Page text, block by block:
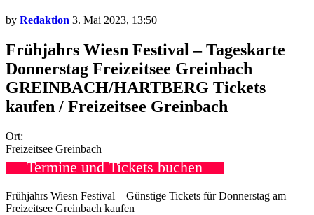
by Redaktion 3. Mai 2023, 13:50
Frühjahrs Wiesn Festival – Tageskarte
Donnerstag Freizeitsee Greinbach
GREINBACH/HARTBERG Tickets
kaufen / Freizeitsee Greinbach
Ort:
Freizeitsee Greinbach
Termine und Tickets buchen
Frühjahrs Wiesn Festival – Günstige Tickets für Donnerstag am
Freizeitsee Greinbach kaufen